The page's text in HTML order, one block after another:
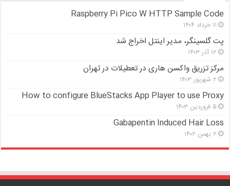
Raspberry Pi Pico W HTTP Sample Code
۱۱ خرداد ۱۴۰۴
پت گلسینگر، مدیر اینتل اخراج شد
۱۲ آذر ۱۴۰۳
مرکز تزریق واکسن هاری در تعطیلات در تهران
۲ شهریور ۱۴۰۳
How to configure BlueStacks App Player to use Proxy
۵ فروردین ۱۴۰۳
Gabapentin Induced Hair Loss
۲ بهمن ۱۴۰۲